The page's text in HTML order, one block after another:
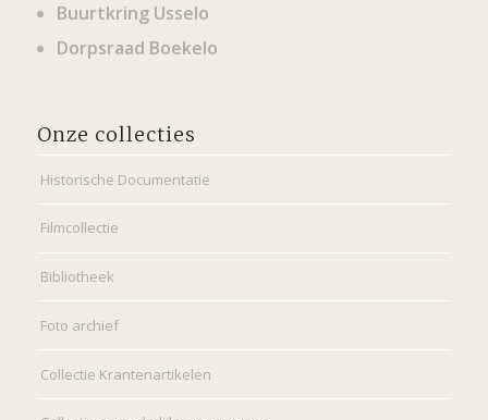
Buurtkring Usselo
Dorpsraad Boekelo
Onze collecties
Historische Documentatie
Filmcollectie
Bibliotheek
Foto archief
Collectie Krantenartikelen